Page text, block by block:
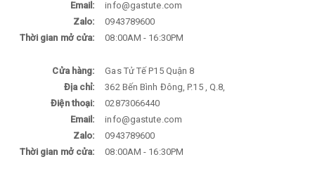
Email:
info@gastute.com
Zalo:
0943789600
Thời gian mở cửa:
08:00AM - 16:30PM
Cửa hàng:
Gas Tử Tế P15 Quận 8
Địa chỉ:
362 Bến Bình Đông, P.15 , Q.8,
Điện thoại:
02873066440
Email:
info@gastute.com
Zalo:
0943789600
Thời gian mở cửa:
08:00AM - 16:30PM